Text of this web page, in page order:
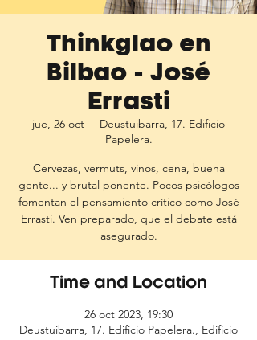
Thinkglao en
Bilbao - José
Errasti
jue, 26 oct
  |
Deustuibarra, 17. Edificio
Papelera.
Cervezas, vermuts, vinos, cena, buena
gente... y brutal ponente. Pocos psicólogos
fomentan el pensamiento crítico como José
Errasti. Ven preparado, que el debate está
asegurado.
Time and Location
26 oct 2023, 19:30
Deustuibarra, 17. Edificio Papelera., Edificio